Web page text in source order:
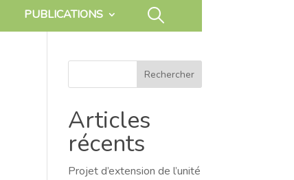
PUBLICATIONS
Rechercher
Articles
récents
Projet d’extension de l’unité